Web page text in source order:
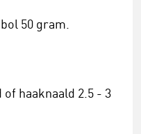
50 gram.
haaknaald 2.5 - 3